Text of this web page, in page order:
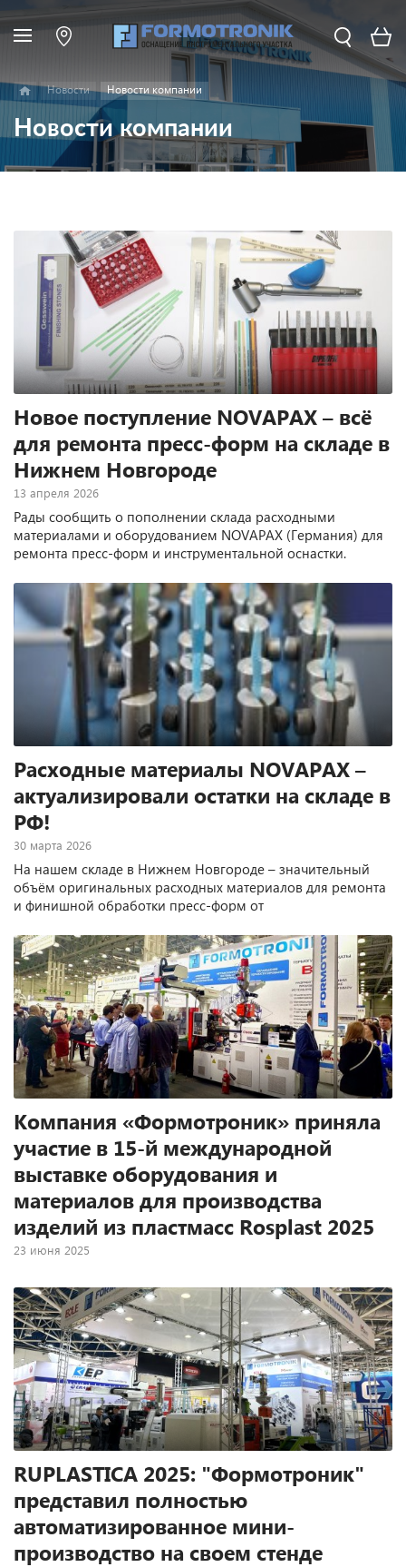
Новости Новости компании
Новости компании
Новое поступление NOVAPAX – всё
для ремонта пресс-форм на складе в
Нижнем Новгороде
13 апреля 2026
Рады сообщить о пополнении склада расходными
материалами и оборудованием NOVAPAX (Германия) для
ремонта пресс-форм и инструментальной оснастки.
Всё, что вы ждали «со дня на день», – теперь в наличии в
Нижнем Новгороде.
Расходные материалы NOVAPAX –
актуализировали остатки на складе в
РФ!
30 марта 2026
На нашем складе в Нижнем Новгороде – значительный
объём оригинальных расходных материалов для ремонта
и финишной обработки пресс-форм от
Компания «Формотроник» приняла
участие в 15-й международной
выставке оборудования и
материалов для производства
изделий из пластмасс Rosplast 2025
23 июня 2025
встреч с производителями полимерной отрасли.
Примечательно, что в этот раз посетители приходили с
конкретикой и часто с уже готовыми техническими
заданиями, а не только с идеями запуска производства с
нуля, как это было на зимней выставке. Это
свидетельствует о зрелости рынка и росте
профессионализма заказчиков, а также о том, что
современные производители ищут не просто
оборудование, а надежного поставщика комплексных
решений для реализации конкретных проектов»
RUPLASTICA 2025: "Формотроник"
представил полностью
автоматизированное мини-
производство на своем стенде